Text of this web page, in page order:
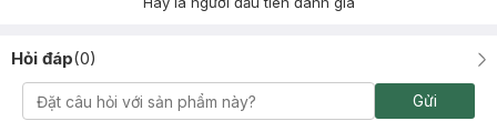
Hỏi đáp(0)
Gửi